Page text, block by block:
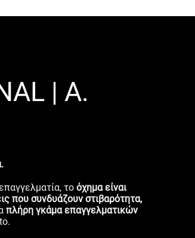
| Α.
το όχημα είναι
που συνδυάζουν στιβαρότητα,
πλήρη γκάμα επαγγελματικών